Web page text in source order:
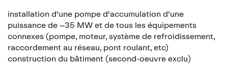
installation d'une pompe d'accumulation d'une
puissance de ~35 MW et de tous les équipements
connexes (pompe, moteur, système de refroidissement,
raccordement au réseau, pont roulant, etc)
construction du bâtiment (second-oeuvre exclu)